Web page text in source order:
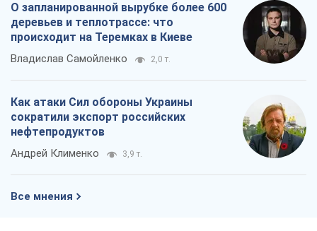
О запланированной вырубке более 600
деревьев и теплотрассе: что
происходит на Теремках в Киеве
Владислав Самойленко 2,0 т.
Как атаки Сил обороны Украины
сократили экспорт российских
нефтепродуктов
Андрей Клименко 3,9 т.
Все мнения